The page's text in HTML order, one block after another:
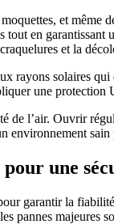
et même
tout en
et la
rayons solaires
une protection
de l’air. Ouvrir
environnement
une
garantir la
pannes majeures